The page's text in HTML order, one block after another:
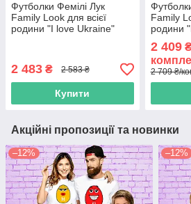
Футболки Фемілі Лук
Family Look для всієї
родини "I love Ukraine"
2 483 ₴ 2 583 ₴
Купити
Family
родини
2 409
2 709 ₴/
Акційні пропозиції та новинки
–12% –12%